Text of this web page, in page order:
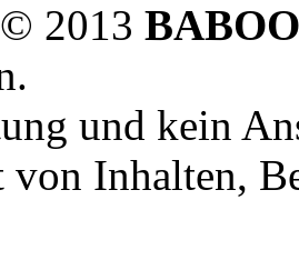
2013
und kein
Inhalten,